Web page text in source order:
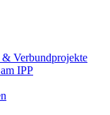
& Verbundprojekte
IPP